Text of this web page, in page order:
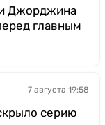
Джорджина
главным
7 августа 19:58
серию